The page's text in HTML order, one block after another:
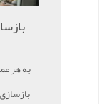
به هر